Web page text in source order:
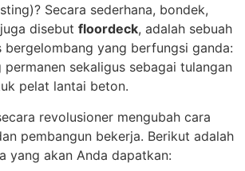
Secara sederhana, bondek,
disebut floordeck, adalah sebuah
bergelombang yang berfungsi ganda:
sekaligus sebagai tulangan
pelat lantai beton.
revolusioner mengubah cara
pembangun bekerja. Berikut adalah
yang akan Anda dapatkan: